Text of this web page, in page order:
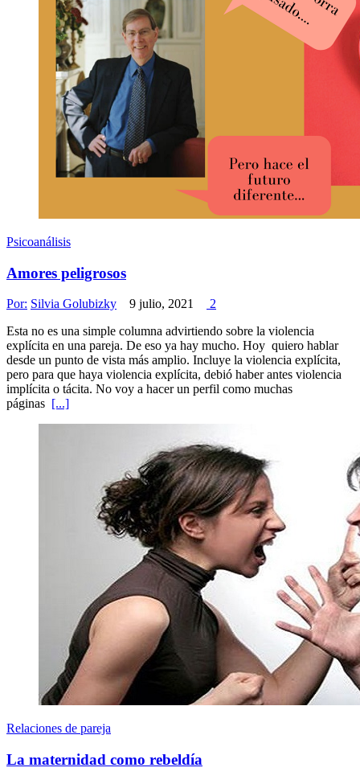
Psicoanálisis
Amores peligrosos
Por: Silvia Golubizky 9 julio, 2021
2
Esta no es una simple columna advirtiendo sobre la violencia
explícita en una pareja. De eso ya hay mucho. Hoy quiero hablar
desde un punto de vista más amplio. Incluye la violencia explícita,
pero para que haya violencia explícita, debió haber antes violencia
implícita o tácita. No voy a hacer un perfil como muchas
páginas [...]
Relaciones de pareja
La maternidad como rebeldía